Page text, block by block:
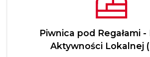
Piwnica pod Regałami -
Aktywności Lokalnej